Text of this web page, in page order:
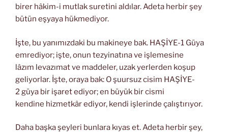
birer hâkim-i mutlak suretini aldılar. Adeta herbir şey
bütün eşyaya hükmediyor.
İşte, bu yanımızdaki bu makineye bak. HAŞİYE-1 Güya
emrediyor; işte, onun tezyinatına ve işlemesine
lâzım levazımat ve maddeler, uzak yerlerden koşup
geliyorlar. İşte, oraya bak: O şuursuz cisim HAŞİYE-
2 güya bir işaret ediyor; en büyük bir cismi
kendine hizmetkâr ediyor, kendi işlerinde çalıştırıyor.
Daha başka şeyleri bunlara kıyas et. Adeta herbir şey,